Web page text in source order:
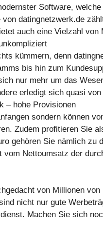
Software,
datingnetzwerk.de
auch eine Vielzahl
kümmern, denn
bis hin zum
nur mehr um das
erledigt sich quasi
– hohe Provisionen
sondern können
Zudem profitieren Sie
gehören Sie nämlich zu
vom Nettoumsatz der
von Millionen
nicht nur gute
Machen Sie sich